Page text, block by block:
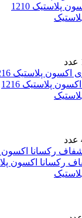
پلاستیک 1210
عدد
عدد
رکسانا اکسون